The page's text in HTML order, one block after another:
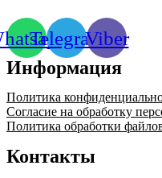
535-
3000
(Р1-
01П)
новый
TelegramViber
Информация
Политика
Согласие на обработку
Политика обработки
Контакты